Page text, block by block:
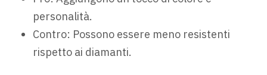
personalità.
Contro: Possono essere meno resistenti
rispetto ai diamanti.